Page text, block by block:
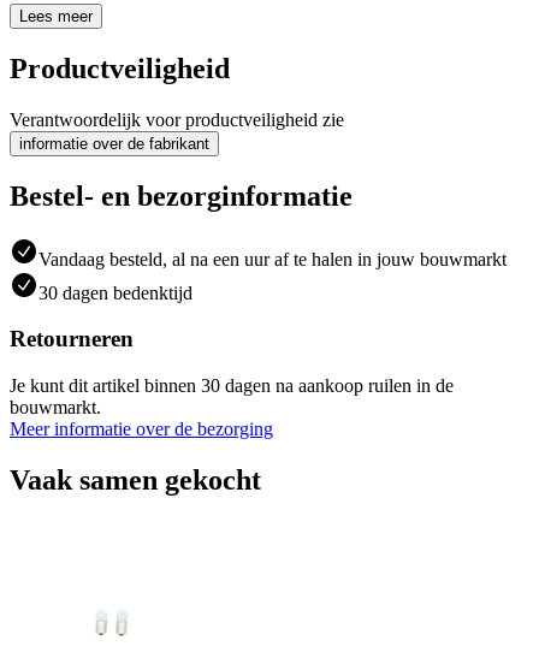
Lees meer
Productveiligheid
Verantwoordelijk voor productveiligheid zie
informatie over de fabrikant
Bestel- en bezorginformatie
Vandaag besteld, al na een uur af te halen in jouw bouwmarkt
30 dagen bedenktijd
Retourneren
Je kunt dit artikel binnen 30 dagen na aankoop ruilen in de
bouwmarkt.
Meer informatie over de bezorging
Vaak samen gekocht